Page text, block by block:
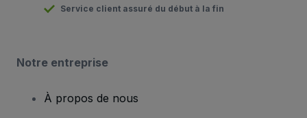
Service client assuré du début à la fin
Notre entreprise
À propos de nous